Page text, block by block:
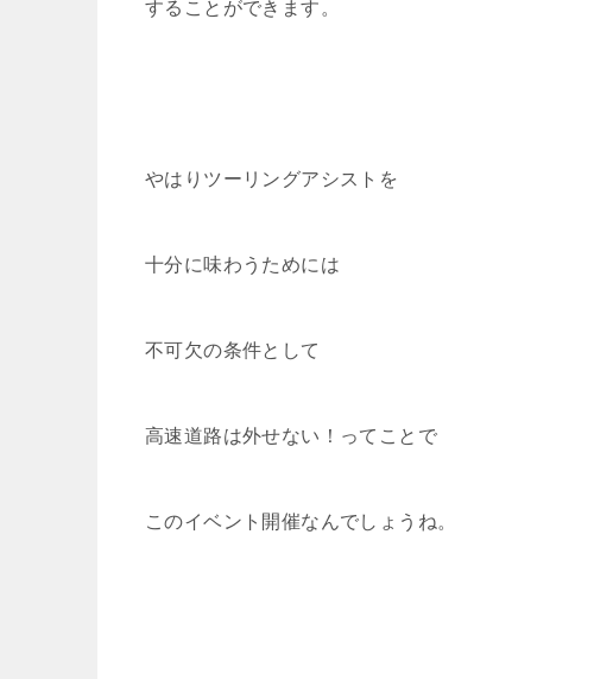
することができます。
やはりツーリングアシストを
十分に味わうためには
不可欠の条件として
高速道路は外せない！ってことで
このイベント開催なんでしょうね。